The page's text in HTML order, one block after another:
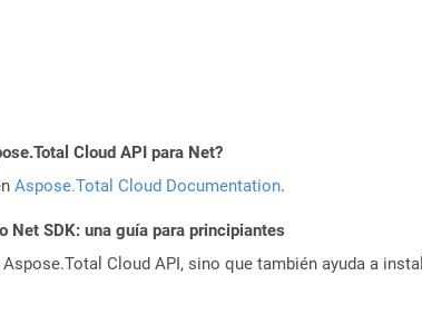
Cloud API para Net?
Aspose.Total Cloud Documentation.
Net SDK: una guía para principiantes
Cloud API, sino que también ayuda a